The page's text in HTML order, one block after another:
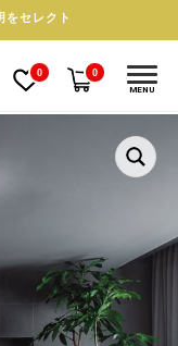
をセレクト
0 0
MENU